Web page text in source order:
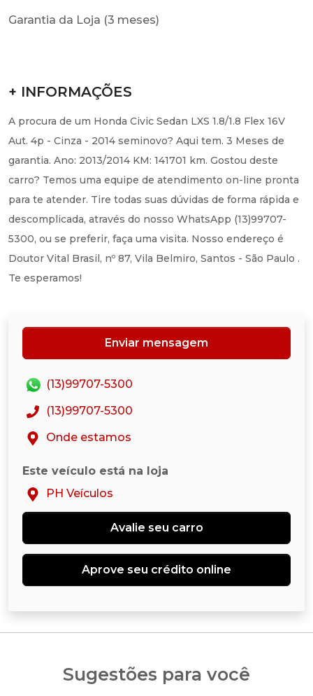
Garantia da Loja (3 meses)
+ INFORMAÇÕES
A procura de um Honda Civic Sedan LXS 1.8/1.8 Flex 16V
Aut. 4p - Cinza - 2014 seminovo? Aqui tem. 3 Meses de
garantia. Ano: 2013/2014 KM: 141701 km. Gostou deste
carro? Temos uma equipe de atendimento on-line pronta
para te atender. Tire todas suas dúvidas de forma rápida e
descomplicada, através do nosso WhatsApp (13)99707-
5300, ou se preferir, faça uma visita. Nosso endereço é
Doutor Vital Brasil, nº 87, Vila Belmiro, Santos - São Paulo .
Te esperamos!
Enviar mensagem
(13)99707-5300
(13)99707-5300
Onde estamos
Este veículo está na loja
PH Veículos
Avalie seu carro
Aprove seu crédito online
Sugestões para você